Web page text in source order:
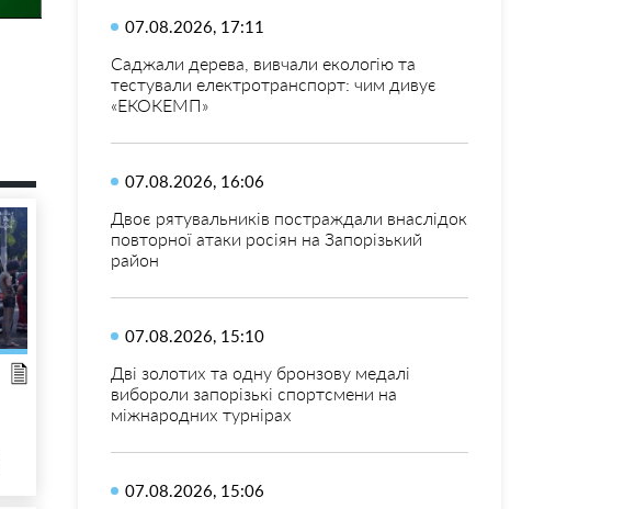
07.08.2026, 17:11
Саджали дерева, вивчали екологію та
тестували електротранспорт: чим дивує
«ЕКОКЕМП»
07.08.2026, 16:06
Двоє рятувальників постраждали внаслідок
повторної атаки росіян на Запорізький
район
07.08.2026, 15:10
Дві золотих та одну бронзову медалі
вибороли запорізькі спортсмени на
міжнародних турнірах
07.08.2026, 15:06